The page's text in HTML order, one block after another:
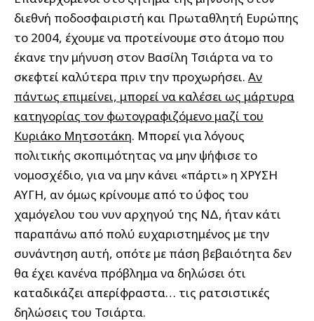
διεθνή ποδοσφαιριστή και Πρωταθλητή Ευρώπης
το 2004, έχουμε να προτείνουμε στο άτομο που
έκανε την μήνυση στον Βασίλη Τσιάρτα να το
σκεφτεί καλύτερα πριν την προχωρήσει. Αν
πάντως επιμείνει, μπορεί να καλέσει ως μάρτυρα
κατηγορίας τον φωτογραφιζόμενο μαζί του
Κυριάκο Μητσοτάκη. Μπορεί για λόγους
πολιτικής σκοπιμότητας να μην ψήφισε το
νομοσχέδιο, για να μην κάνει «πάρτι» η ΧΡΥΣΗ
ΑΥΓΗ, αν όμως κρίνουμε από το ύφος του
χαμόγελου του νυν αρχηγού της ΝΔ, ήταν κάτι
παραπάνω από πολύ ευχαριστημένος με την
συνάντηση αυτή, οπότε με πάση βεβαιότητα δεν
θα έχει κανένα πρόβλημα να δηλώσει ότι
καταδικάζει απερίφραστα… τις ρατσιστικές
δηλώσεις του Τσιάρτα.